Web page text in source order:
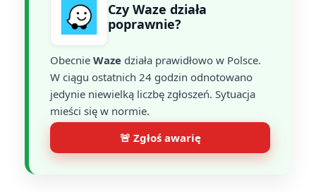
Czy Waze działa
poprawnie?
Obecnie Waze działa prawidłowo w Polsce.
W ciągu ostatnich 24 godzin odnotowano
jedynie niewielką liczbę zgłoszeń. Sytuacja
mieści się w normie.
🚨 Zgłoś awarię